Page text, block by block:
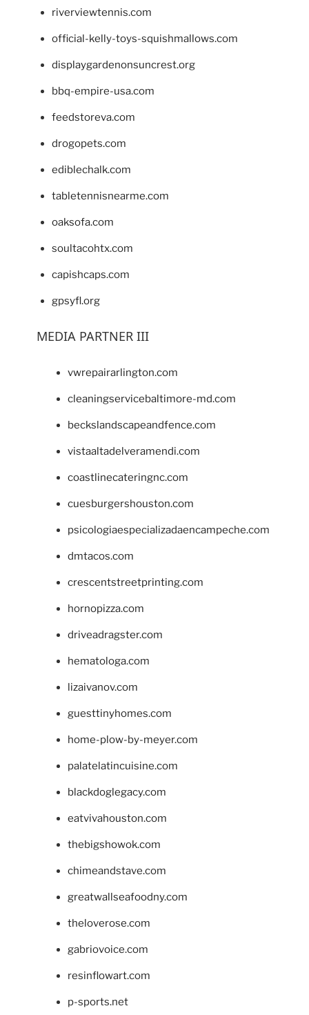
riverviewtennis.com
official-kelly-toys-squishmallows.com
displaygardenonsuncrest.org
bbq-empire-usa.com
feedstoreva.com
drogopets.com
ediblechalk.com
tabletennisnearme.com
oaksofa.com
soultacohtx.com
capishcaps.com
gpsyfl.org
MEDIA PARTNER III
vwrepairarlington.com
cleaningservicebaltimore-md.com
beckslandscapeandfence.com
vistaaltadelveramendi.com
coastlinecateringnc.com
cuesburgershouston.com
psicologiaespecializadaencampeche.com
dmtacos.com
crescentstreetprinting.com
hornopizza.com
driveadragster.com
hematologa.com
lizaivanov.com
guesttinyhomes.com
home-plow-by-meyer.com
palatelatincuisine.com
blackdoglegacy.com
eatvivahouston.com
thebigshowok.com
chimeandstave.com
greatwallseafoodny.com
theloverose.com
gabriovoice.com
resinflowart.com
p-sports.net